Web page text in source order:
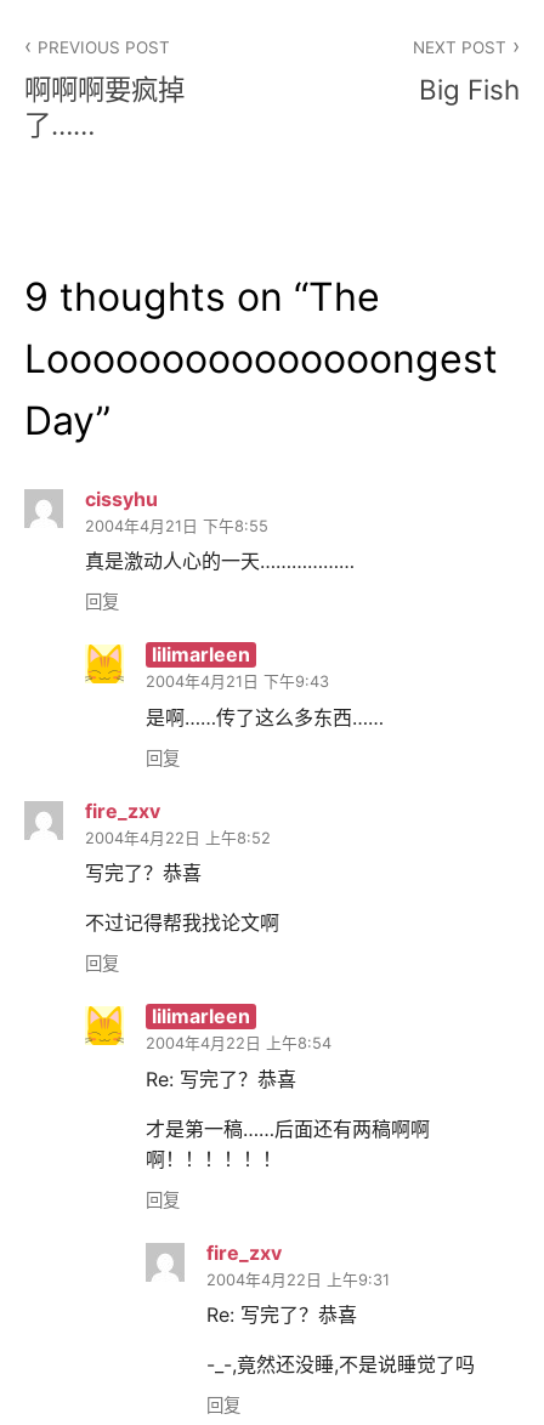
章
导
PREVIOUS POST
啊啊啊要疯掉
了……
NEXT POST
Big Fish
9 thoughts on “The
Looooooooooooooongest
Day”
cissyhu
2004年4月21日 下午8:55
真是激动人心的一天………………
回复
lilimarleen
2004年4月21日 下午9:43
是啊……传了这么多东西……
回复
fire_zxv
2004年4月22日 上午8:52
写完了？恭喜
不过记得帮我找论文啊
回复
lilimarleen
2004年4月22日 上午8:54
Re: 写完了？恭喜
才是第一稿……后面还有两稿啊啊
啊！！！！！！
回复
fire_zxv
2004年4月22日 上午9:31
Re: 写完了？恭喜
-_-,竟然还没睡,不是说睡觉了吗
回复